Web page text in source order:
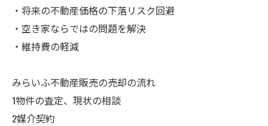
・将来の不動産価格の下落リスク回避
・空き家ならではの問題を解決
・維持費の軽減
みらいふ不動産販売の売却の流れ
1物件の査定、現状の相談
2媒介契約